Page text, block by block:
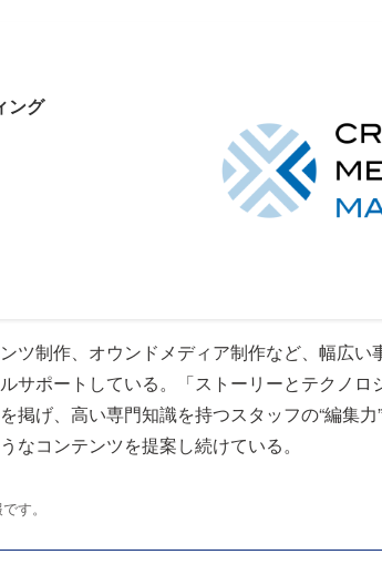
ング
ツ制作、オウンドメディア制作など、幅広い
サポートしている。「ストーリーとテクノロ
げ、高い専門知識を持つスタッフの“編集力
なコンテンツを提案し続けている。
す。